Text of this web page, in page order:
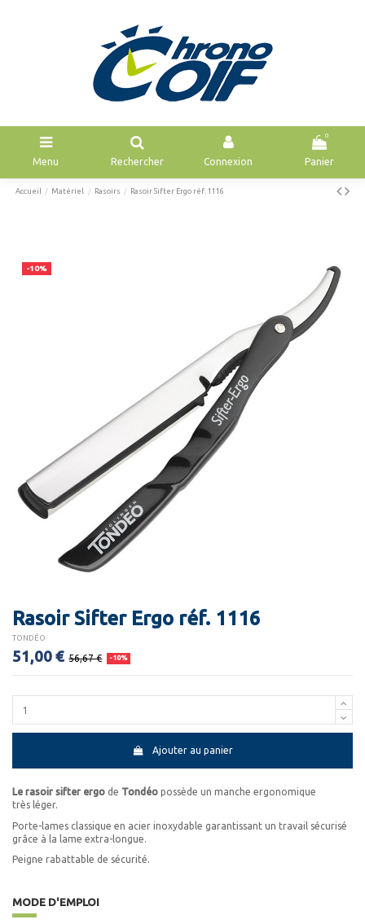
Menu Rechercher Connexion
0
Panier
Accueil Matériel Rasoirs Rasoir Sifter Ergo réf. 1116
-10%
Rasoir Sifter Ergo réf. 1116
TONDÉO
51,00 € 56,67 € -10%
Ajouter au panier
Le rasoir sifter ergo de Tondéo possède un manche ergonomique
très léger.
Porte-lames classique en acier inoxydable garantissant un travail sécurisé
grâce à la lame extra-longue.
Peigne rabattable de sécurité.
MODE D'EMPLOI